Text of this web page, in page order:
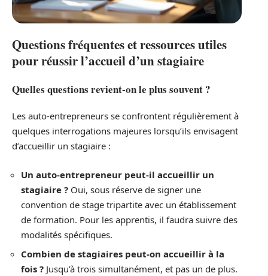
Questions fréquentes et ressources utiles
pour réussir l’accueil d’un stagiaire
Quelles questions revient-on le plus souvent ?
Les auto-entrepreneurs se confrontent régulièrement à
quelques interrogations majeures lorsqu’ils envisagent
d’accueillir un stagiaire :
Un auto-entrepreneur peut-il accueillir un
stagiaire ? Oui, sous réserve de signer une
convention de stage tripartite avec un établissement
de formation. Pour les apprentis, il faudra suivre des
modalités spécifiques.
Combien de stagiaires peut-on accueillir à la
fois ? Jusqu’à trois simultanément, et pas un de plus.